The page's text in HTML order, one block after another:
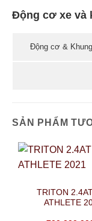
Động cơ xe và
Động cơ &
SẢN PHẨM
TRITON
ATHLETE